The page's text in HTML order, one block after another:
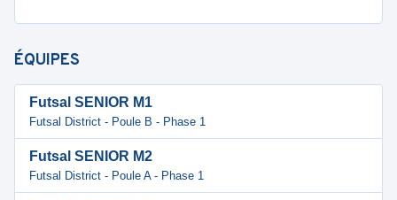
ÉQUIPES
Futsal SENIOR M1
Futsal District - Poule B - Phase 1
Futsal SENIOR M2
Futsal District - Poule A - Phase 1